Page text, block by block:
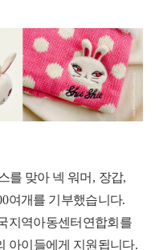
를 맞아 넥 워머 , 장갑,
여개를 기부했습니다.
지역아동센터연합회를
아이들에게 지원됩니다.